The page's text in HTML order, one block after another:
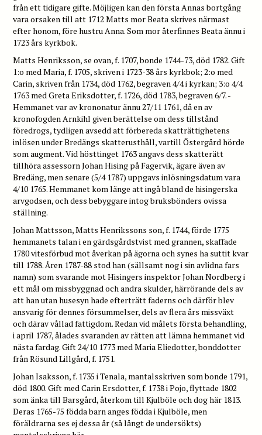
från ett tidigare gifte. Möjligen kan den första Annas bortgång
vara orsaken till att 1712 Matts mor Beata skrives närmast
efter honom, före hustru Anna. Som mor återfinnes Beata ännu i
1723 års kyrkbok.
Matts Henriksson, se ovan, f. 1707, bonde 1744-73, död 1782. Gift
1:o med Maria, f. 1705, skriven i 1723-38 års kyrkbok; 2:o med
Carin, skriven från 1734, död 1762, begraven 4/4 i kyrkan; 3:o 4/4
1763 med Greta Eriksdotter, f. 1726, död 1783, begraven 6/7. -
Hemmanet var av krononatur ännu 27/11 1761, då en av
kronofogden Arnkihl given berättelse om dess tillstånd
föredrogs, tydligen avsedd att förbereda skatträttighetens
inlösen under Bredängs skatterusthåll, vartill Östergård hörde
som augment. Vid hösttinget 1763 angavs dess skatterätt
tillhöra assessorn Johan Hising på Fagervik, ägare även av
Bredäng, men senare (5/4 1787) uppgavs inlösningsdatum vara
4/10 1765. Hemmanet kom länge att ingå bland de hisingerska
arvgodsen, och dess bebyggare intog bruksbönders ovissa
ställning.
Johan Mattsson, Matts Henrikssons son, f. 1744, förde 1775
hemmanets talan i en gärdsgårdstvist med grannen, skaffade
1780 vitesförbud mot åverkan på ägorna och synes ha suttit kvar
till 1788. Åren 1787-88 stod han (sällsamt nog i sin avlidna fars
namn) som svarande mot Hisingers inspektor Johan Nordberg i
ett mål om missbyggnad och andra skulder, härrörande dels av
att han utan husesyn hade efterträtt faderns och därför blev
ansvarig för dennes försummelser, dels av flera års missväxt
och därav vållad fattigdom. Redan vid målets första behandling,
i april 1787, ålades svaranden av rätten att lämna hemmanet vid
nästa fardag. Gift 24/10 1773 med Maria Eliedotter, bonddotter
från Rösund Lillgård, f. 1751.
Johan Isaksson, f. 1735 i Tenala, mantalsskriven som bonde 1791,
död 1800. Gift med Carin Ersdotter, f. 1738 i Pojo, flyttade 1802
som änka till Barsgård, återkom till Kjulböle och dog här 1813.
Deras 1765-75 födda barn anges födda i Kjulböle, men
föräldrarna ses ej dessa år (så långt de undersökts)